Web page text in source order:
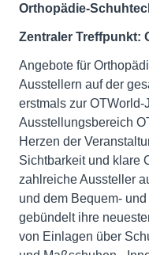
Orthopädie-
Zentraler Treffpunkt:
Angebote für
Ausstellern auf der
erstmals zur
Ausstellungsbereich
Herzen der
Sichtbarkeit und klare
zahlreiche Aussteller
und dem Bequem-
gebündelt ihre
von Einlagen über